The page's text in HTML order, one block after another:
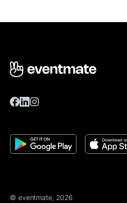
© eventmate, 2026